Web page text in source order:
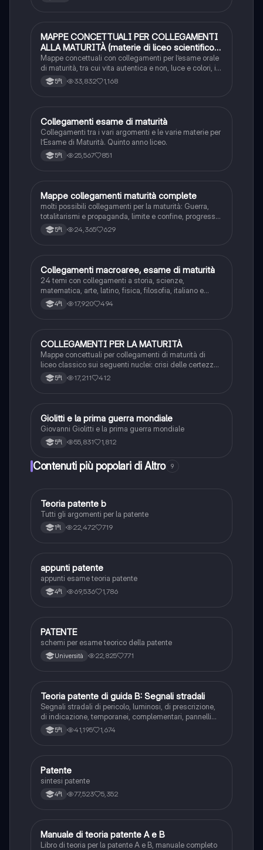
Altro
MAPPE CONCETTUALI PER COLLEGAMENTI
ALLA MATURITÀ (materie di liceo scientifico
ma adattabili)
Mappe concettuali con collegamenti per l’esame orale
di maturità, tra cui vita autentica e non, luce e colori, il
tempo, ambiente e natura, angoscia / solitudine /
pessimismo, metamorfosi / evoluzione, totalitarismi, il
5ªl 33,832 1,168
Altro
Collegamenti esame di maturità
Collegamenti tra i vari argomenti e le varie materie per
l’Esame di Maturità. Quinto anno liceo.
5ªl 25,567 851
Altro
Mappe collegamenti maturità complete
molti possibili collegamenti per la maturità: Guerra,
totalitarismi e propaganda, limite e confine, progresso,
donna, memoria, tempo, infinito, natura, relativismo
5ªl 24,365 629
Altro
Collegamenti macroaree, esame di maturità
24 temi con collegamenti a storia, scienze,
matematica, arte, latino, fisica, filosofia, italiano e
inglese
4ªl 17,920 494
Metodo di Studio
COLLEGAMENTI PER LA MATURITÀ
Mappe concettuali per collegamenti di maturità di
liceo classico sui seguenti nuclei: crisi delle certezze,
rapporto intellettuale e potere, incontro tra culture,
tempo e memoria, guerra e pace, eros e thanatos,
5ªl 17,211 412
Altro
Giolitti e la prima guerra mondiale
Giovanni Giolitti e la prima guerra mondiale
5ªl 55,831 1,812
Contenuti più popolari di Altro 9
Altro
Teoria patente b
Tutti gli argomenti per la patente
1ªl 22,472 719
Altro
appunti patente
appunti esame teoria patente
4ªl 69,536 1,786
Altro
PATENTE
schemi per esame teorico della patente
Università 22,825 771
Ed. civ.
Teoria patente di guida B: Segnali stradali
Segnali stradali di pericolo, luminosi, di prescrizione,
di indicazione, temporanei, complementari, pannelli
integrativi, segnaletica orizzontale, segnalazioni
agenti del traffico, distanza di visibilità per l‘arresto,
5ªl 41,195 1,674
Altro
Patente
sintesi patente
4ªl 77,523 5,352
Italiano
Manuale di teoria patente A e B
Libro di teoria per la patente A e B, manuale completo